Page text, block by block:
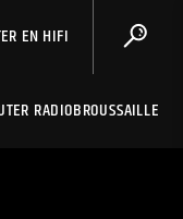
EN HIFI
RADIOBROUSSAILLE